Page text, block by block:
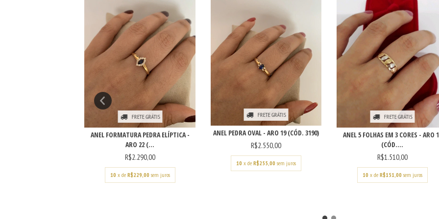
FRETE GRÁTIS
ANEL FORMATURA PEDRA ELÍPTICA -
ARO 22 (...
R$2.290,00
10 x de R$229,00 sem juros
FRETE GRÁTIS
ANEL PEDRA OVAL - ARO 19 (CÓD. 3190)
R$2.550,00
10 x deR$255,00 sem juros
FRETE GRÁTIS
ANEL 5 FOLHAS EM 3 CORES - ARO
(CÓD....
R$1.510,00
10 x de R$151,00 sem juros